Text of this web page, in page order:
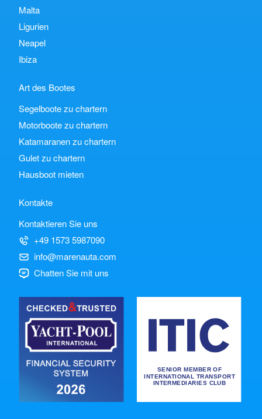
Malta
Ligurien
Neapel
Ibiza
Art des Bootes
Segelboote zu chartern
Motorboote zu chartern
Katamaranen zu chartern
Gulet zu chartern
Hausboot mieten
Kontakte
Kontaktieren Sie uns
+49 1573 5987090
info@marenauta.com
Chatten Sie mit uns